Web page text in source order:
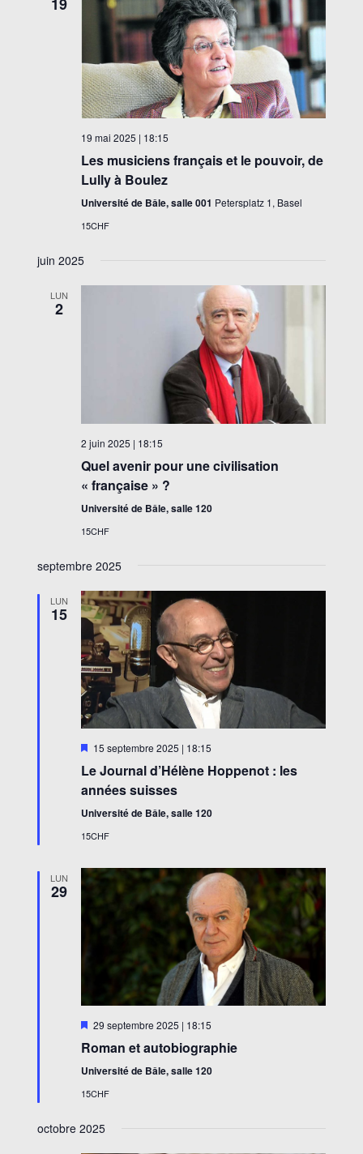
19
19 mai 2025 | 18:15
Les musiciens français et le pouvoir, de
Lully à Boulez
Université de Bâle, salle 001 Petersplatz 1, Basel
15CHF
juin 2025
LUN
2
2 juin 2025 | 18:15
Quel avenir pour une civilisation
« française » ?
Université de Bâle, salle 120
15CHF
septembre 2025
LUN
15
Mis
avant
15 septembre 2025 | 18:15
Le Journal d’Hélène Hoppenot : les
années suisses
Université de Bâle, salle 120
15CHF
LUN
29
Mis
avant
29 septembre 2025 | 18:15
Roman et autobiographie
Université de Bâle, salle 120
15CHF
octobre 2025